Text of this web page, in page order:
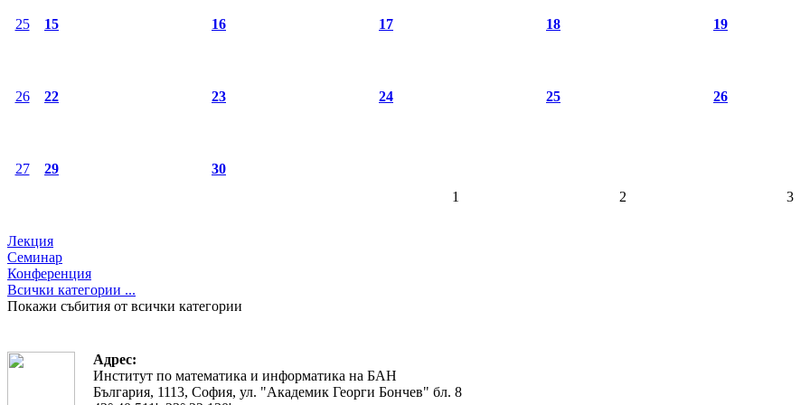
25 15 16 17 18 19
26 22 23 24 25 26
27 29
30
1
2 3
Лекция
Семинар
Конференция
Всички категории ...
Покажи събития от всички категории
Адрес:
Институт по математика и информатика на БАН
България, 1113, София, ул. "Академик Георги Бончев" бл. 8